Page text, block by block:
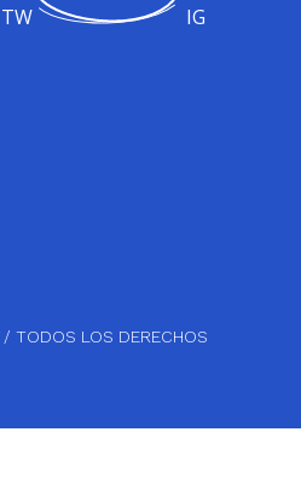
TW IG
TODOS LOS DERECHOS